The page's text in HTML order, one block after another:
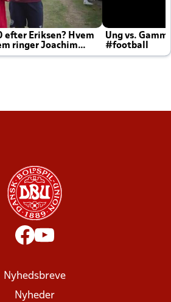
efter Eriksen? Hvem
ringer Joachim
Ung vs.
#football
Nyhedsbreve
Nyheder